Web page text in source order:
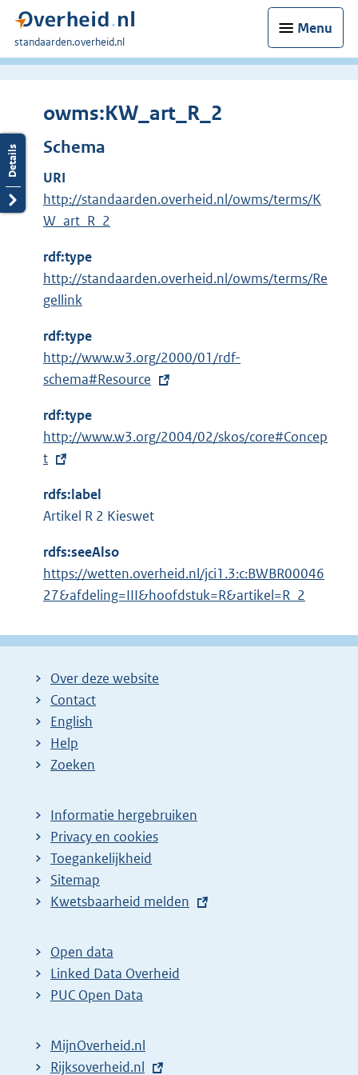
Menu
U
bent
standaarden.overheid.nl
owms:KW_art_R_2
Schema
URI
http://standaarden.overheid.nl/owms/terms/K
W_art_R_2
rdf:type
http://standaarden.overheid.nl/owms/terms/Re
gellink
rdf:type
E
x
e
r
n
l
n
k
:
http://www.w3.org/2000/01/rdf-
schema#Resource
rdf:type
E
x
e
r
e
l
n
http://www.w3.org/2004/02/skos/core#Concep
t
rdfs:label
Artikel R 2 Kieswet
rdfs:seeAlso
https://wetten.overheid.nl/jci1.3:c:BWBR00046
27&afdeling=III&hoofdstuk=R&artikel=R_2
Over deze website
Contact
English
Help
Zoeken
Informatie hergebruiken
Privacy en cookies
Toegankelijkheid
Sitemap
E
t
e
r
l
Kwetsbaarheid melden
Open data
Linked Data Overheid
PUC Open Data
MijnOverheid.nl
E
Rijksoverheid.nl